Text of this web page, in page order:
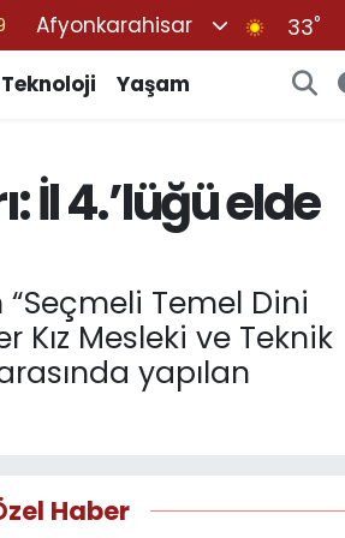
Afyonkarahisar 33°
Teknoloji Yaşam
İl 4.’lüğü elde
Temel Dini
Mesleki ve Teknik
yapılan
Haber